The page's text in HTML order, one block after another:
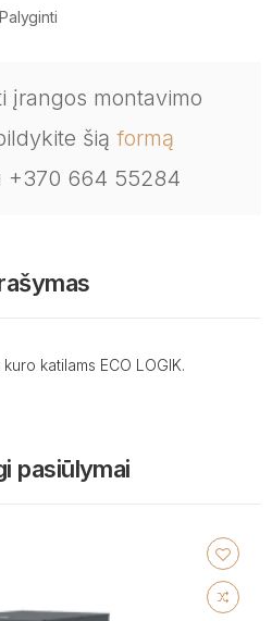
Palyginti
įrangos montavimo
šią formą
+370 664 55284
katilams ECO LOGIK.
pasiūlymai